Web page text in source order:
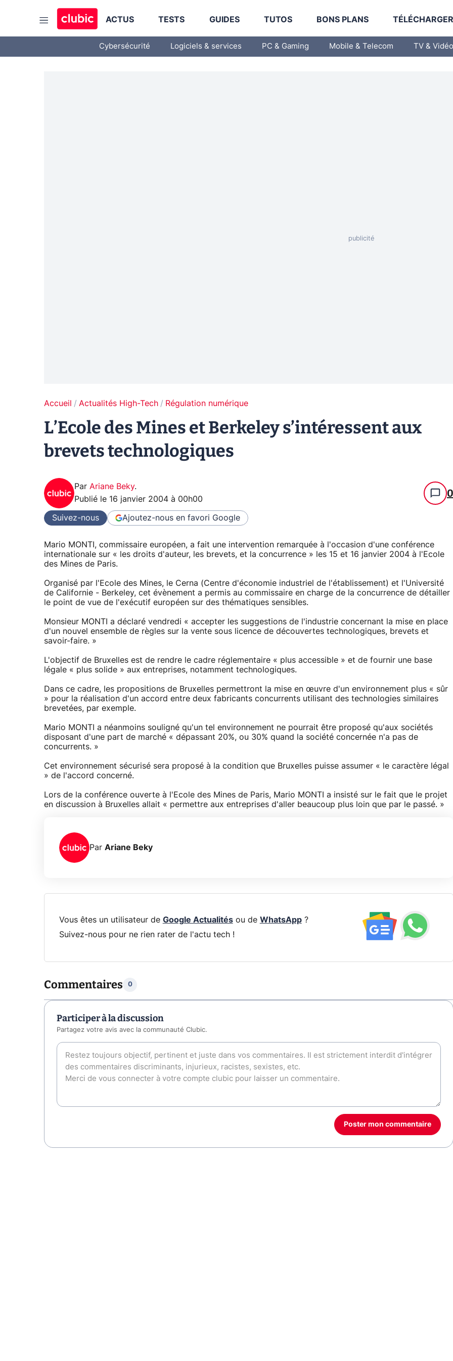
ACTUS TESTS GUIDES TUTOS BONS PLANS
Cybersécurité Logiciels & services PC & Gaming Mobile & Telecom TV & Vidéo
Accueil Actualités High-Tech Régulation numérique
L’Ecole des Mines et Berkeley s’intéressent aux
brevets technologiques
Par Ariane Beky.
Publié le 16 janvier 2004 à 00h00 0
Suivez-nous Ajoutez-nous en favori Google
Mario MONTI, commissaire européen, a fait une intervention remarquée à l'occasion d'une conférence
internationale sur « les droits d'auteur, les brevets, et la concurrence » les 15 et 16 janvier 2004 à l'Ecole
des Mines de Paris.
Organisé par l'Ecole des Mines, le Cerna (Centre d'économie industriel de l'établissement) et l'Université
de Californie - Berkeley, cet évènement a permis au commissaire en charge de la concurrence de détailler
le point de vue de l'exécutif européen sur des thématiques sensibles.
Monsieur MONTI a déclaré vendredi « accepter les suggestions de l'industrie concernant la mise en place
d'un nouvel ensemble de règles sur la vente sous licence de découvertes technologiques, brevets et
savoir-faire. »
L'objectif de Bruxelles est de rendre le cadre réglementaire « plus accessible » et de fournir une base
légale « plus solide » aux entreprises, notamment technologiques.
Dans ce cadre, les propositions de Bruxelles permettront la mise en œuvre d'un environnement plus « sûr
» pour la réalisation d'un accord entre deux fabricants concurrents utilisant des technologies similaires
brevetées, par exemple.
Mario MONTI a néanmoins souligné qu'un tel environnement ne pourrait être proposé qu'aux sociétés
disposant d'une part de marché « dépassant 20%, ou 30% quand la société concernée n'a pas de
concurrents. »
Cet environnement sécurisé sera proposé à la condition que Bruxelles puisse assumer « le caractère légal
» de l'accord concerné.
Lors de la conférence ouverte à l'Ecole des Mines de Paris, Mario MONTI a insisté sur le fait que le projet
en discussion à Bruxelles allait « permettre aux entreprises d'aller beaucoup plus loin que par le passé. »
Par Ariane Beky
Vous êtes un utilisateur de Google Actualitésou de WhatsApp?
Suivez-nous pour ne rien rater de l'actu tech !
Commentaires 0
Participer à la discussion
Partagez votre avis avec la communauté Clubic.
Poster mon commentaire